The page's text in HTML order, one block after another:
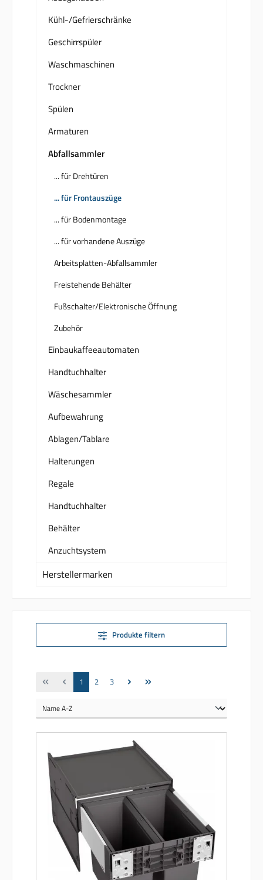
Kühl-/Gefrierschränke
Geschirrspüler
Waschmaschinen
Trockner
Spülen
Armaturen
Abfallsammler
... für Drehtüren
... für Frontauszüge
... für Bodenmontage
... für vorhandene Auszüge
Arbeitsplatten-Abfallsammler
Freistehende Behälter
Fußschalter/Elektronische Öffnung
Zubehör
Einbaukaffeeautomaten
Handtuchhalter
Wäschesammler
Aufbewahrung
Ablagen/Tablare
Halterungen
Regale
Handtuchhalter
Behälter
Anzuchtsystem
Herstellermarken
Produkte filtern
Seite
1 Seite
2 Seite
3